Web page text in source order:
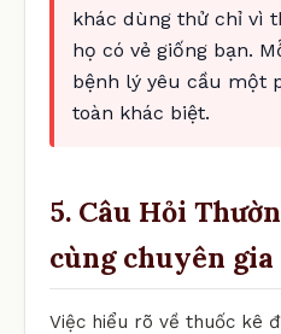
khác dùng thử chỉ vì
họ có vẻ giống bạn.
bệnh lý yêu cầu một
toàn khác biệt.
5. Câu Hỏi
cùng chuyên gia
Việc hiểu rõ về thuốc kê